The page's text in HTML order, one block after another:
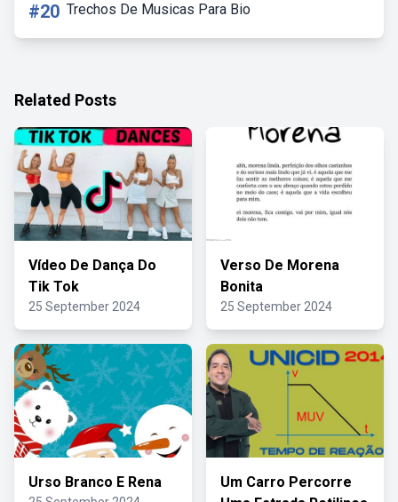
#20 Trechos De Musicas Para Bio
Related Posts
Vídeo De Dança Do
Tik Tok
25 September 2024
Verso De Morena
Bonita
25 September 2024
Urso Branco E Rena
Um Carro Percorre